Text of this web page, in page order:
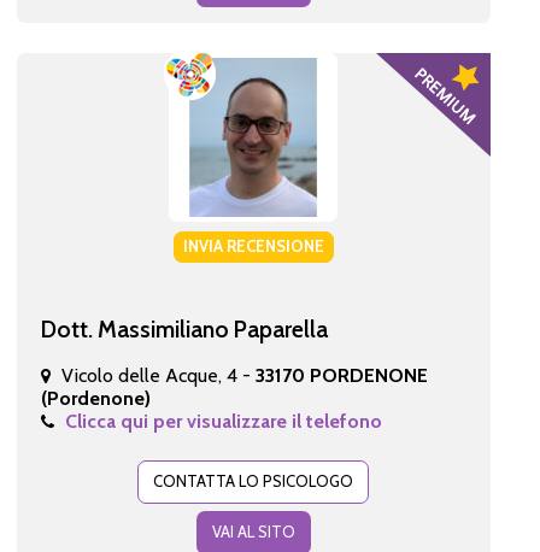
INVIA RECENSIONE
Dott. Massimiliano Paparella
Vicolo delle Acque, 4 - 33170 PORDENONE
(Pordenone)
Clicca qui per visualizzare il telefono
CONTATTA LO PSICOLOGO
VAI AL SITO